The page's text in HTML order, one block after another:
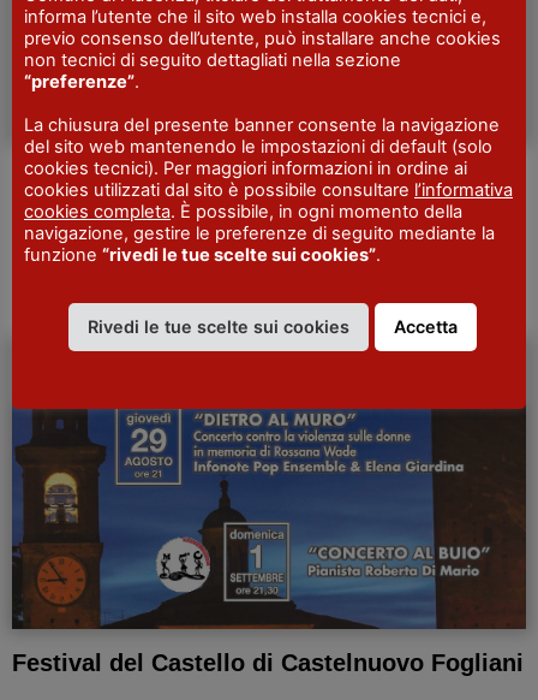
Festina Lente
Dal 26 marzo al 27 maggio a Palazzo Farnese una serie di
appuntamenti con la musica e la cultura. Festina lente
Festival del Castello di Castelnuovo Fogliani
informa l’utente che il sito web installa cookies tecnici e,
previo consenso dell’utente, può installare anche cookies
non tecnici di seguito dettagliati nella sezione
“preferenze”.
La chiusura del presente banner consente la navigazione
del sito web mantenendo le impostazioni di default (solo
cookies tecnici). Per maggiori informazioni in ordine ai
cookies utilizzati dal sito è possibile consultare l’informativa
cookies completa. È possibile, in ogni momento della
navigazione, gestire le preferenze di seguito mediante la
funzione “rivedi le tue scelte sui cookies”.
Rivedi le tue scelte sui cookies Accetta